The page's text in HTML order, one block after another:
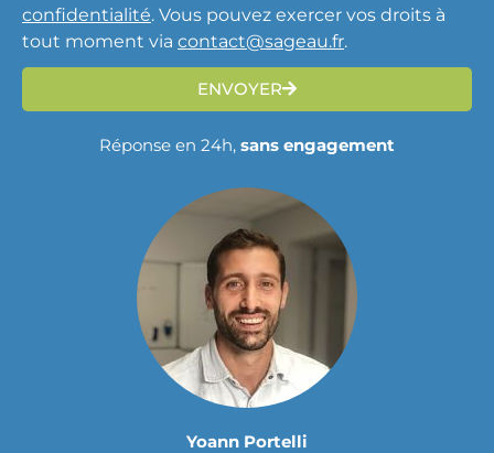
confidentialité. Vous pouvez exercer vos droits à
tout moment via contact@sageau.fr.
ENVOYER
Réponse en 24h, sans engagement
Yoann Portelli